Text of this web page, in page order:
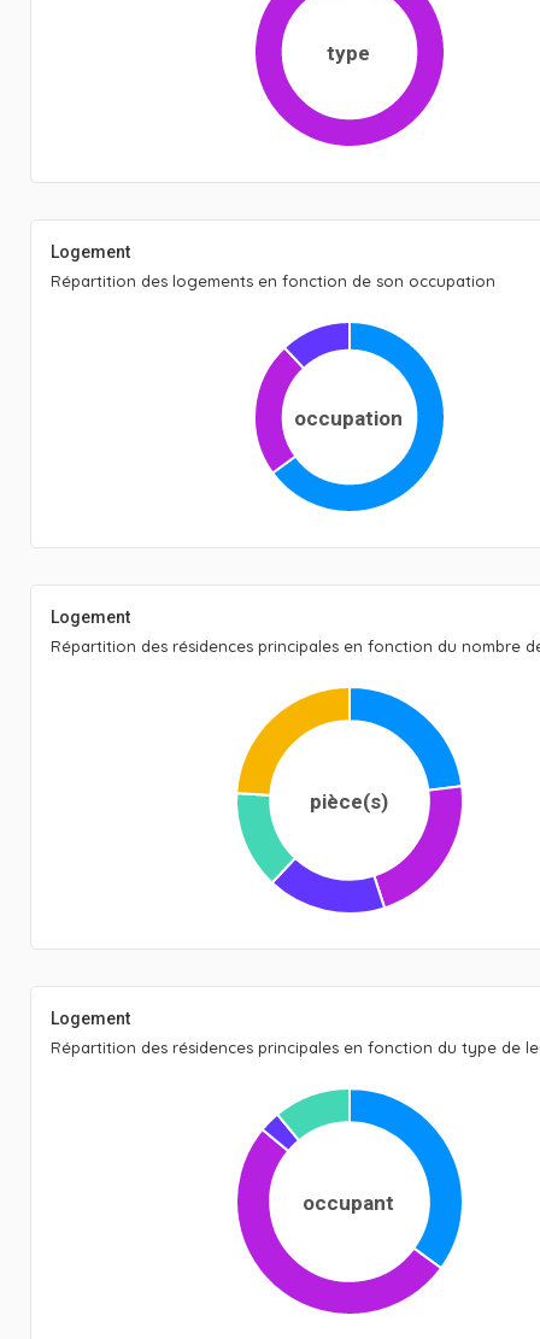
type
Logement
Répartition des logements en fonction de son occupation
occupation
Logement
Répartition des résidences principales en fonction du nombre
pièce(s)
Logement
Répartition des résidences principales en fonction du type de
occupant